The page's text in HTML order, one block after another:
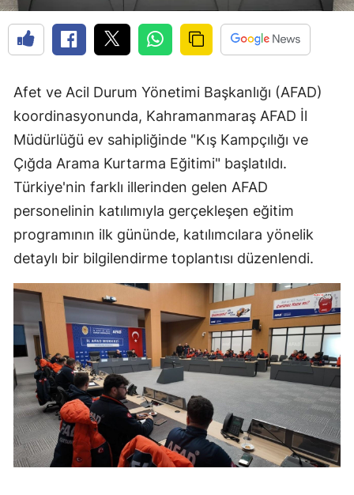
Afet ve Acil Durum Yönetimi Başkanlığı (AFAD)
koordinasyonunda, Kahramanmaraş AFAD İl
Müdürlüğü ev sahipliğinde "Kış Kampçılığı ve
Çığda Arama Kurtarma Eğitimi" başlatıldı.
Türkiye'nin farklı illerinden gelen AFAD
personelinin katılımıyla gerçekleşen eğitim
programının ilk gününde, katılımcılara yönelik
detaylı bir bilgilendirme toplantısı düzenlendi.